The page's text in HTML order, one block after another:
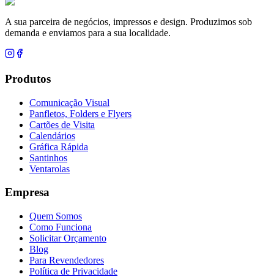
A sua parceira de negócios, impressos e design. Produzimos sob
demanda e enviamos para a sua localidade.
Produtos
Comunicação Visual
Panfletos, Folders e Flyers
Cartões de Visita
Calendários
Gráfica Rápida
Santinhos
Ventarolas
Empresa
Quem Somos
Como Funciona
Solicitar Orçamento
Blog
Para Revendedores
Política de Privacidade